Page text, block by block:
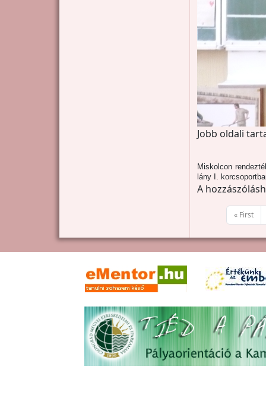
Jobb oldali
Miskolcon
lány I.
A
Oldalszámozás
Első oldal
« First